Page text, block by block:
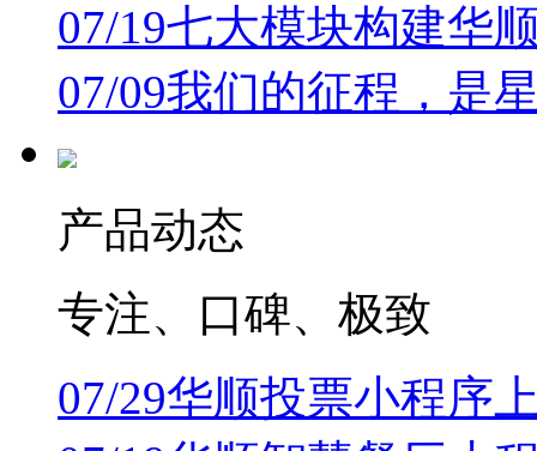
07/19七大模块构建华
07/09我们的征程，是
产品动态
专注、口碑、极致
07/29华顺投票小程序